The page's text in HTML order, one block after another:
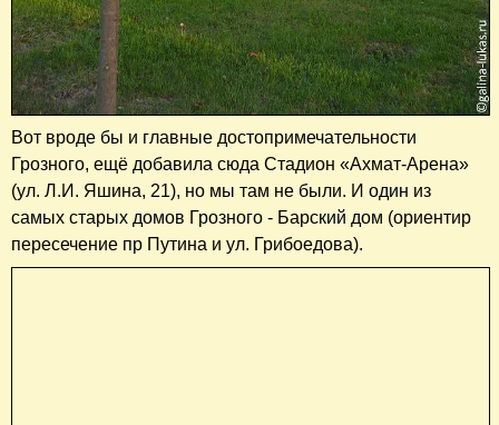
Вот вроде бы и главные достопримечательности
Грозного, ещё добавила сюда Стадион «Ахмат-Арена»
(ул. Л.И. Яшина, 21), но мы там не были. И один из
самых старых домов Грозного - Барский дом (ориентир
пересечение пр Путина и ул. Грибоедова).